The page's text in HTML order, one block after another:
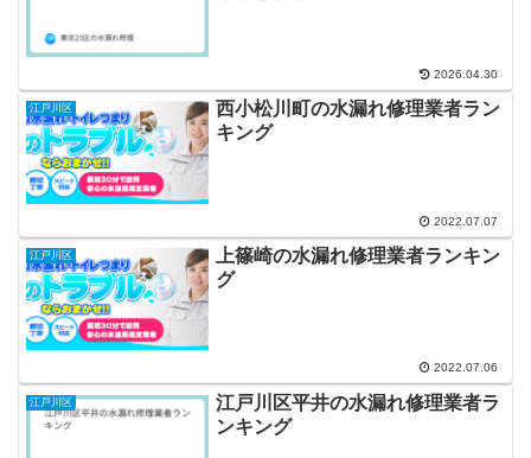
2026.04.30
江戸川区
西小松川町の水漏れ修理業者ラン
キング
2022.07.07
江戸川区
上篠崎の水漏れ修理業者ランキン
グ
2022.07.06
江戸川区
江戸川区平井の水漏れ修理業者ラ
ンキング